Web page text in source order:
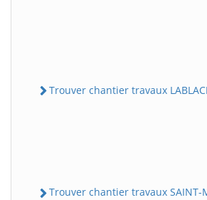
Trouver chantier travaux
Trouver chantier travaux SAINT-